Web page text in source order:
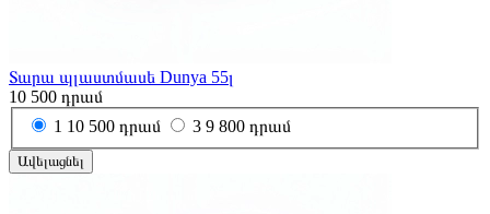
Տարա պլաստմասե Dunya 55լ
10 500 դրամ
1 10 500 դրամ 3 9 800 դրամ
Ավելացնել